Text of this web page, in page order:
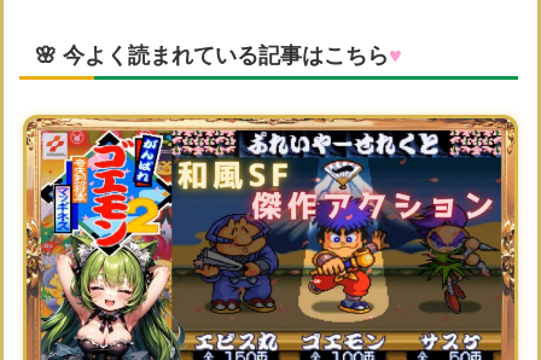
🌸 今よく読まれている記事はこちら♥